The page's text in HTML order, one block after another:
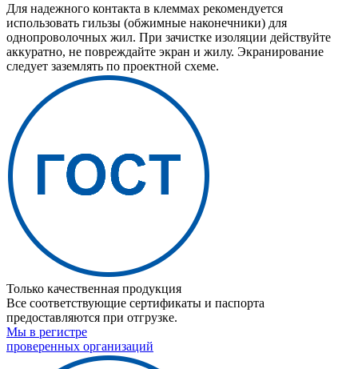
Для надежного контакта в клеммах рекомендуется
использовать гильзы (обжимные наконечники) для
однопроволочных жил. При зачистке изоляции действуйте
аккуратно, не повреждайте экран и жилу. Экранирование
следует заземлять по проектной схеме.
Только качественная продукция
Все соответствующие сертификаты и паспорта
предоставляются при отгрузке.
Мы в регистре
проверенных организаций